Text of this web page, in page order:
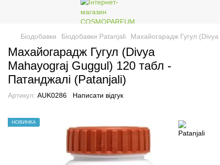
Біодобавки Біодобавки Patanjali Махайогарадж Гугул
Махайогарадж Гугул (Divya
Mahayograj Guggul) 120 табл -
Патанджалі (Patanjali)
Артикул: AUK0286 Написати відгук
НОВИНКА